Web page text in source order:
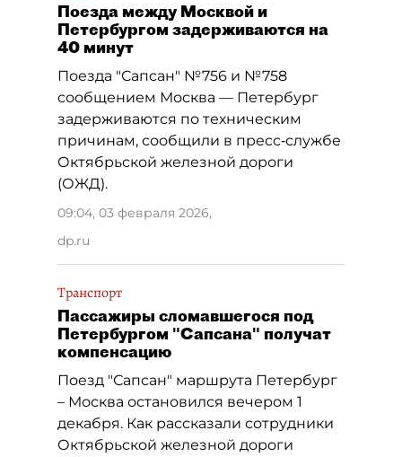
Поезда между Москвой и
Петербургом задерживаются на
40 минут
Поезда "Сапсан" №756 и №758
сообщением Москва — Петербург
задерживаются по техническим
причинам, сообщили в пресс‑службе
Октябрьской железной дороги
(ОЖД).
09:04, 03 февраля 2026,
dp.ru
Транспорт
Пассажиры сломавшегося под
Петербургом "Сапсана" получат
компенсацию
Поезд "Сапсан" маршрута Петербург
– Москва остановился вечером 1
декабря. Как рассказали сотрудники
Октябрьской железной дороги